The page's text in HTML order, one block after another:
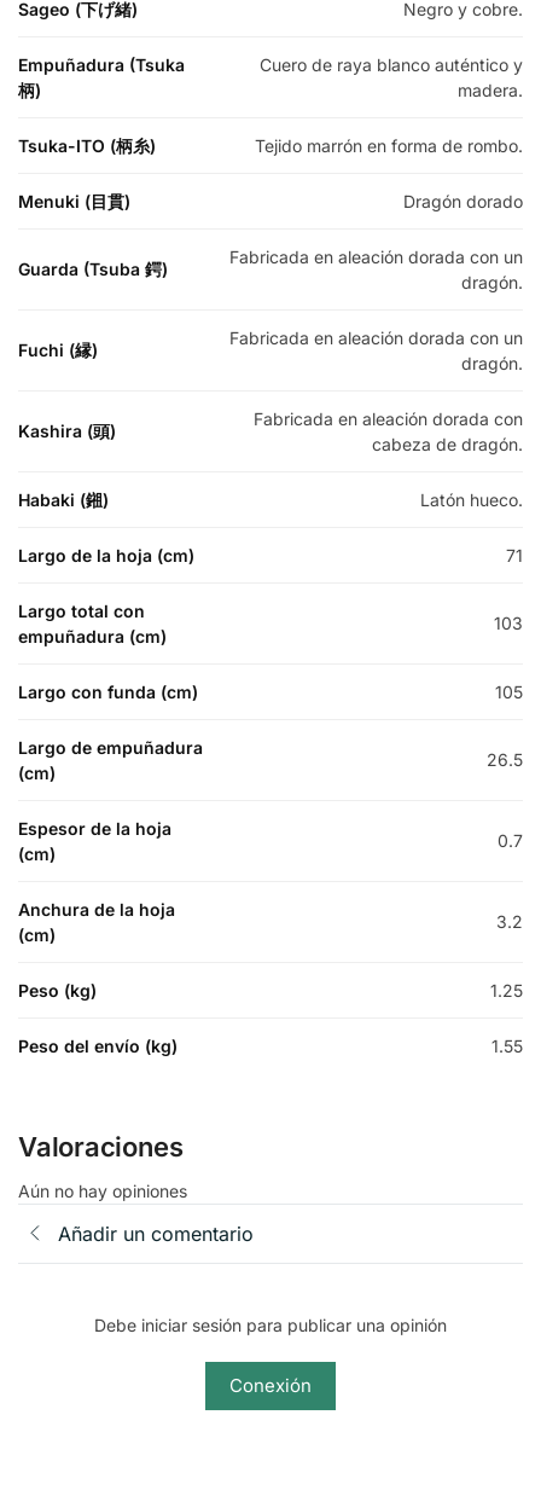
Sageo (下げ緒) Negro y cobre.
Empuñadura (Tsuka
柄)
Cuero de raya blanco auténtico y
madera.
Tsuka-ITO (柄糸) Tejido marrón en forma de rombo.
Menuki (目貫) Dragón dorado
Guarda (Tsuba 鍔)
Fabricada en aleación dorada con un
dragón.
Fuchi (縁)
Fabricada en aleación dorada con un
dragón.
Kashira (頭)
Fabricada en aleación dorada con
cabeza de dragón.
Habaki (鎺) Latón hueco.
Largo de la hoja (cm) 71
Largo total con
empuñadura (cm)
103
Largo con funda (cm) 105
Largo de empuñadura
(cm)
26.5
Espesor de la hoja
(cm)
0.7
Anchura de la hoja
(cm)
3.2
Peso (kg) 1.25
Peso del envío (kg) 1.55
Valoraciones
Aún no hay opiniones
Añadir un comentario
Debe iniciar sesión para publicar una opinión
Conexión